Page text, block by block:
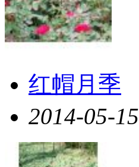
红帽月季
2014-05-15